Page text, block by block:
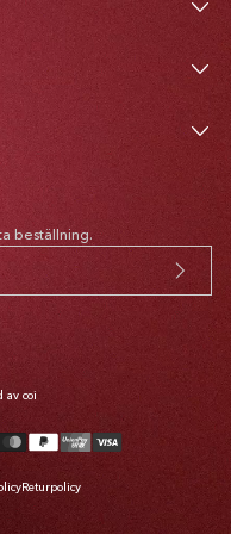
beställning.
av coi
Returpolicy